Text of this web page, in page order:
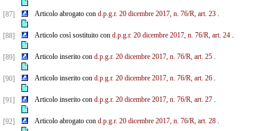
[87] Articolo abrogato con d.p.g.r. 20 dicembre 2017, n. 76/R, art. 23.
[88] Articolo così sostituito con d.p.g.r. 20 dicembre 2017, n. 76/R, art. 24.
[89] Articolo inserito con d.p.g.r. 20 dicembre 2017, n. 76/R, art. 25.
[90] Articolo inserito con d.p.g.r. 20 dicembre 2017, n. 76/R, art. 26.
[91] Articolo inserito con d.p.g.r. 20 dicembre 2017, n. 76/R, art. 27.
[92] Articolo abrogato con d.p.g.r. 20 dicembre 2017, n. 76/R, art. 28.